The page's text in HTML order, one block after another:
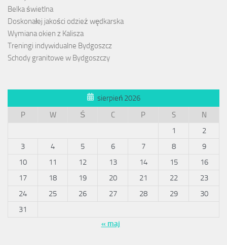
Belka świetlna
Doskonałej jakości odzież wędkarska
Wymiana okien z Kalisza
Treningi indywidualne Bydgoszcz
Schody granitowe w Bydgoszczy
sierpień 2026
P
W Ś C P S
N
1
2
3
4 5 6 7 8
9
10
11 12 13 14 15
16
17
18 19 20 21 22
23
24
25 26 27 28 29
30
31
« maj